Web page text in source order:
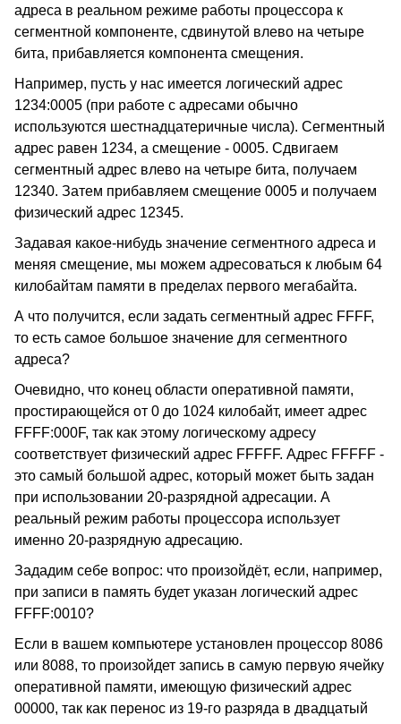
адреса в реальном режиме работы процессора к
сегментной компоненте, сдвинутой влево на четыре
бита, прибавляется компонента смещения.
Например, пусть у нас имеется логический адрес
1234:0005 (при работе с адресами обычно
используются шестнадцатеричные числа). Сегментный
адрес равен 1234, а смещение - 0005. Сдвигаем
сегментный адрес влево на четыре бита, получаем
12340. Затем прибавляем смещение 0005 и получаем
физический адрес 12345.
Задавая какое-нибудь значение сегментного адреса и
меняя смещение, мы можем адресоваться к любым 64
килобайтам памяти в пределах первого мегабайта.
А что получится, если задать сегментный адрес FFFF,
то есть самое большое значение для сегментного
адреса?
Очевидно, что конец области оперативной памяти,
простирающейся от 0 до 1024 килобайт, имеет адрес
FFFF:000F, так как этому логическому адресу
соответствует физический адрес FFFFF. Адрес FFFFF -
это самый большой адрес, который может быть задан
при использовании 20-разрядной адресации. А
реальный режим работы процессора использует
именно 20-разрядную адресацию.
Зададим себе вопрос: что произойдёт, если, например,
при записи в память будет указан логический адрес
FFFF:0010?
Если в вашем компьютере установлен процессор 8086
или 8088, то произойдет запись в самую первую ячейку
оперативной памяти, имеющую физический адрес
00000, так как перенос из 19-го разряда в двадцатый